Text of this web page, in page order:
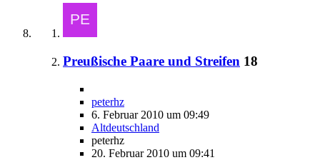
Preußische Paare und Streifen 18
peterhz
6. Februar 2010 um 09:49
Altdeutschland
peterhz
20. Februar 2010 um 09:41